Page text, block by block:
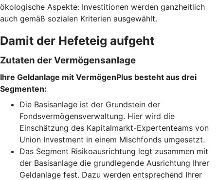
ökologische Aspekte: Investitionen werden ganzheitlich
auch gemäß sozialen Kriterien ausgewählt.
Damit der Hefeteig aufgeht
Zutaten der Vermögensanlage
Ihre Geldanlage mit VermögenPlus besteht aus drei
Segmenten:
Die Basisanlage ist der Grundstein der
Fondsvermögensverwaltung. Hier wird die
Einschätzung des Kapitalmarkt-Expertenteams von
Union Investment in einem Mischfonds umgesetzt.
Das Segment Risikoausrichtung legt zusammen mit
der Basisanlage die grundlegende Ausrichtung Ihrer
Geldanlage fest. Dazu werden entsprechend Ihrer